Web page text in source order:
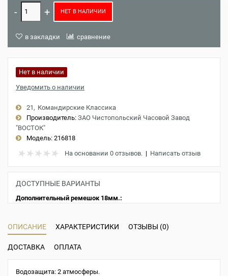
НЕТ В НАЛИЧИИ
в закладки сравнение
Нет в наличии
Уведомить о наличии
21
Командирские Классика
Производитель: ЗАО Чистопольский Часовой Завод
"ВОСТОК"
Модель: 216818
На основании 0 отзывов. | Написать отзыв
ДОСТУПНЫЕ ВАРИАНТЫ
Дополнительный ремешок 18мм.:
ОПИСАНИЕ ХАРАКТЕРИСТИКИ ОТЗЫВЫ (0)
ДОСТАВКА ОПЛАТА
Водозащита: 2 атмосферы.